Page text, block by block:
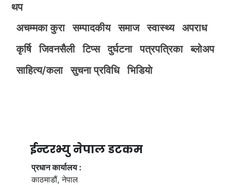
थप
अचम्मका कुरा
सम्पादकीय समाज स्वास्थ्य
अपराध
कृर्षि
जिवनसैली टिप्स दुर्घटना पत्रपत्रिका
ब्लोअप
साहित्य/कला
सुचना प्रविधि भिडियाे
ईन्टरभ्यु नेपाल डटकम
प्रधान कार्यालय :
काठमाडौं, नेपाल